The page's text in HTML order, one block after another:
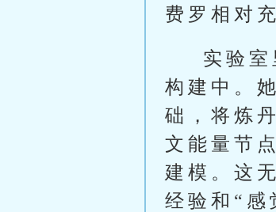
费罗相对
实验
构建中。
础，将炼
文能量节
建模。这
经验和“感